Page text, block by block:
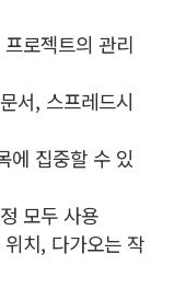
로젝트의 관리
서, 스프레드시
에 집중할 수 있
모두 사용
치, 다가오는 작